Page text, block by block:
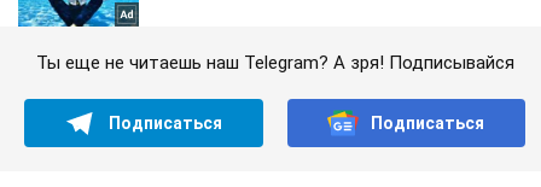
Ты еще не читаешь наш Telegram? А зря! Подписывайся
Подписаться Подписаться